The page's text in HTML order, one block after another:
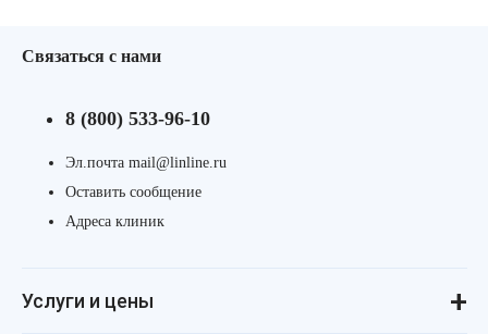
Связаться с нами
8 (800) 533-96-10
Эл.почта mail@linline.ru
Оставить сообщение
Адреса клиник
Услуги и цены
Консультации